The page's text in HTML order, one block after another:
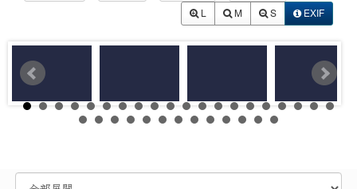
L M S EXIF